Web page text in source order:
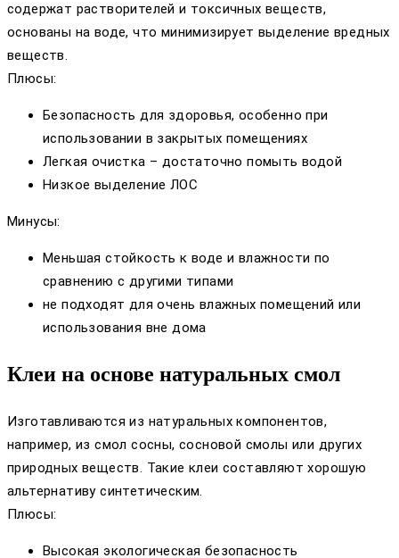
содержат растворителей и токсичных веществ,
основаны на воде, что минимизирует выделение вредных
веществ.
Плюсы:
Безопасность для здоровья, особенно при
использовании в закрытых помещениях
Легкая очистка – достаточно помыть водой
Низкое выделение ЛОС
Минусы:
Меньшая стойкость к воде и влажности по
сравнению с другими типами
не подходят для очень влажных помещений или
использования вне дома
Клеи на основе натуральных смол
Изготавливаются из натуральных компонентов,
например, из смол сосны, сосновой смолы или других
природных веществ. Такие клеи составляют хорошую
альтернативу синтетическим.
Плюсы:
Высокая экологическая безопасность